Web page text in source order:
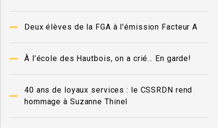
Deux élèves de la FGA à l'émission Facteur A
À l’école des Hautbois, on a crié… En garde!
40 ans de loyaux services : le CSSRDN rend
hommage à Suzanne Thinel